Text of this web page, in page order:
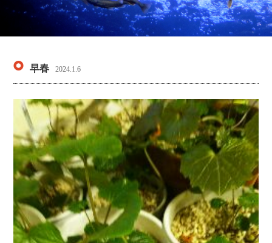
早春 2024.1.6